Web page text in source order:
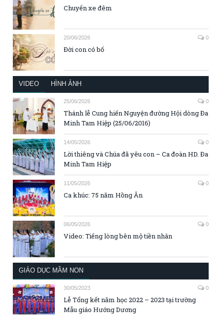
Chuyến xe đêm
20/06/2026 0
Đời con có bố
VIDEO HÌNH ẢNH
25/06/2026 0
Thánh lễ Cung hiến Nguyện đường Hội dòng Đa
Minh Tam Hiệp (25/06/2016)
14/05/2026 0
Lời thiêng và Chúa đã yêu con – Ca đoàn HD. Đa
Minh Tam Hiệp
11/05/2026 0
Ca khúc: 75 năm Hồng Ân
06/05/2026 0
Video: Tiếng lòng bên mộ tiền nhân
GIÁO DỤC MẦM NON
30/05/2023 0
Lễ Tổng kết năm học 2022 – 2023 tại trường
Mẫu giáo Hướng Dương